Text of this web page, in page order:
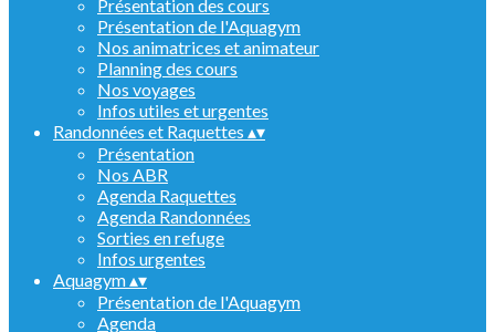
Présentation des cours
Présentation de l'Aquagym
Nos animatrices et animateur
Planning des cours
Nos voyages
Infos utiles et urgentes
Randonnées et Raquettes ▴▾
Présentation
Nos ABR
Agenda Raquettes
Agenda Randonnées
Sorties en refuge
Infos urgentes
Aquagym▴▾
Présentation de l'Aquagym
Agenda